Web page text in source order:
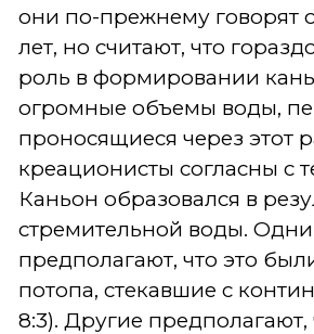
они по-прежнему говорят
лет, но считают, что
роль в формировании
огромные объемы воды,
проносящиеся через этот
креационисты согласны с
Каньон образовался в
стремительной воды. Одни
предполагают, что это
потопа, стекавшие с
8:3). Другие предполагают,